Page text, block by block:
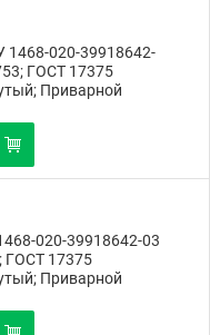
1468-020-39918642-
ГОСТ 17375
Приварной
020-39918642-03
ГОСТ 17375
Приварной